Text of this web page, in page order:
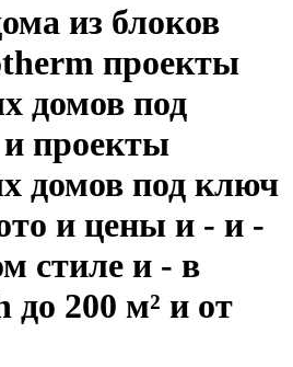
из блоков
проекты
домов под
проекты
домов под ключ
и цены и - и -
стиле и - в
до 200 м² и от